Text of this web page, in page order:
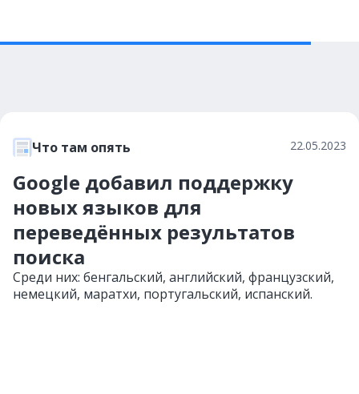
Что там опять 22.05.2023
Google добавил поддержку
новых языков для
переведённых результатов
поиска
Среди них: бенгальский, английский, французский,
немецкий, маратхи, португальский, испанский.